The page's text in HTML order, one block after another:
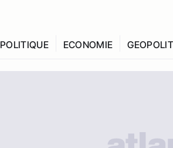
POLITIQUE ECONOMIE